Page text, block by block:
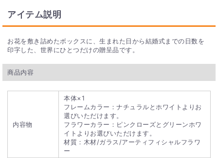
アイテム説明
お花を敷き詰めたボックスに、生まれた日から結婚式までの日数を
印字した、世界にひとつだけの贈呈品です。
商品内容
内容物
本体×1
フレームカラー：ナチュラルとホワイトよりお
選びいただけます。
フラワーカラー：ピンクローズとグリーンホワ
イトよりお選びいただけます。
材質：木材/ガラス/アーティフィシャルフラワ
ー